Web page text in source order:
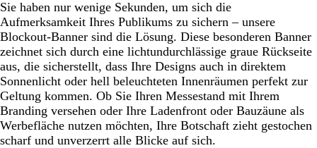
Sie haben nur wenige Sekunden, um sich die
Aufmerksamkeit Ihres Publikums zu sichern – unsere
Blockout-Banner sind die Lösung. Diese besonderen Banner
zeichnet sich durch eine lichtundurchlässige graue Rückseite
aus, die sicherstellt, dass Ihre Designs auch in direktem
Sonnenlicht oder hell beleuchteten Innenräumen perfekt zur
Geltung kommen. Ob Sie Ihren Messestand mit Ihrem
Branding versehen oder Ihre Ladenfront oder Bauzäune als
Werbefläche nutzen möchten, Ihre Botschaft zieht gestochen
scharf und unverzerrt alle Blicke auf sich.